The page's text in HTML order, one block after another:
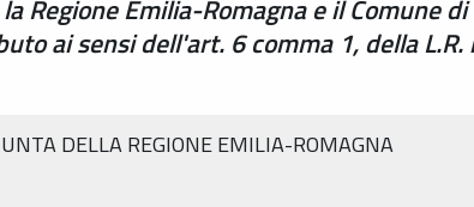
Regione Emilia-Romagna e il Comune
ai sensi dell'art. 6 comma 1, della
DELLA REGIONE EMILIA-ROMAGNA